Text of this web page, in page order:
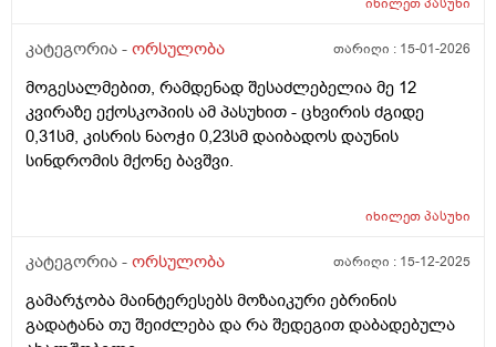
რაც ასე ვარ.
კატეგორია - ორსულობა თარიღი : 15-01-2026
მოგესალმებით, რამდენად შესაძლებელია მე 12
კვირაზე ექოსკოპიის ამ პასუხით - ცხვირის ძგიდე
0,31სმ, კისრის ნაოჭი 0,23სმ დაიბადოს დაუნის
სინდრომის მქონე ბავშვი.
იხილეთპასუხი
კატეგორია - ორსულობა თარიღი : 15-12-2025
გამარჯობა მაინტერესებს მოზაიკური ებრინის
გადატანა თუ შეიძლება და რა შედეგით დაბადებულა